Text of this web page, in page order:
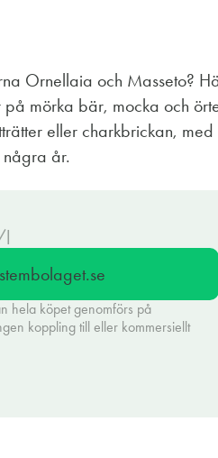
Ornellaia och Masseto?
mörka bär, mocka och
eller charkbrickan, med
några år.
l
hela köpet genomförs på
koppling till eller kommersiellt